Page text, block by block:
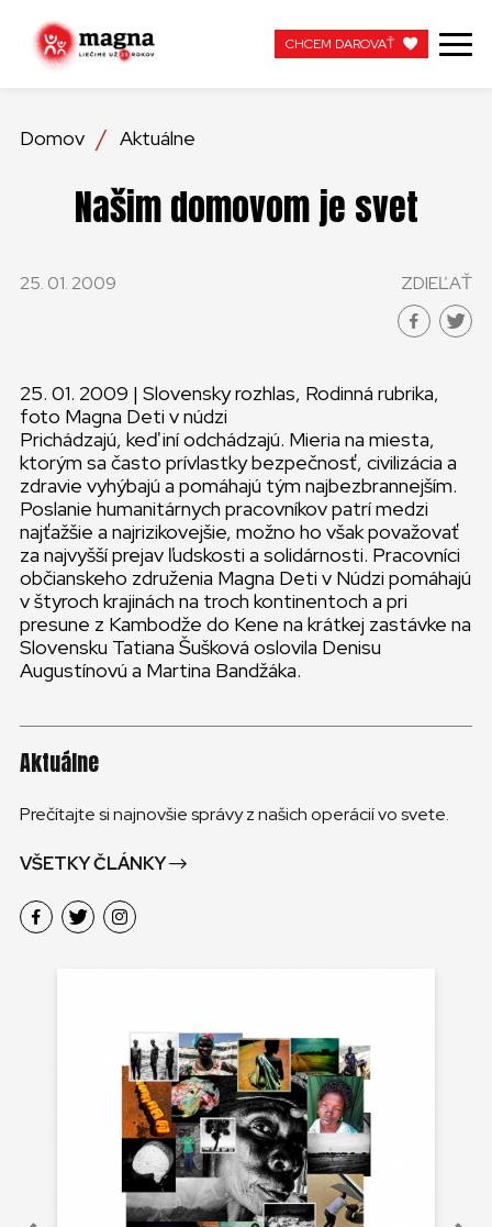
NAŠA PRÁCA
AKTUÁLNE
APOTEKA + PINAKOTEKA
PRACUJTE S NAMI
KONTAKT
SLOVENSKO
GLOBAL
SLOVENSKO
ČESKÁ REPUBLIKA
CHCEM DAROVAŤ
Domov Aktuálne
Našim domovom je svet
25. 01. 2009 ZDIEĽAŤ
25. 01. 2009 | Slovensky rozhlas, Rodinná rubrika,
foto Magna Deti v núdzi
Prichádzajú, keď iní odchádzajú. Mieria na miesta,
ktorým sa často prívlastky bezpečnosť, civilizácia a
zdravie vyhýbajú a pomáhajú tým najbezbrannejším.
Poslanie humanitárnych pracovníkov patrí medzi
najťažšie a najrizikovejšie, možno ho však považovať
za najvyšší prejav ľudskosti a solidárnosti. Pracovníci
občianskeho združenia Magna Deti v Núdzi pomáhajú
v štyroch krajinách na troch kontinentoch a pri
presune z Kambodže do Kene na krátkej zastávke na
Slovensku Tatiana Šušková oslovila Denisu
Augustínovú a Martina Bandžáka.
Aktuálne
Prečítajte si najnovšie správy z našich operácií vo svete.
VŠETKY ČLÁNKY